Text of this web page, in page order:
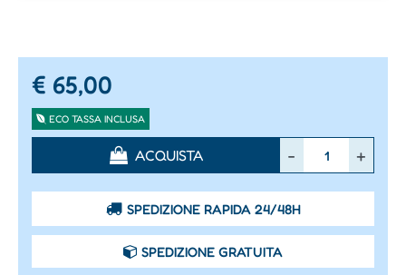
€ 65,00
ECO TASSA INCLUSA
ACQUISTA
SPEDIZIONE RAPIDA 24/48H
SPEDIZIONE GRATUITA